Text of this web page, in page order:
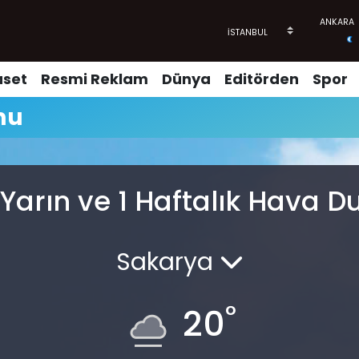
Resmi Reklam Dünya Editörden Spor
ve 1 Haftalık Hava
Sakarya
20°